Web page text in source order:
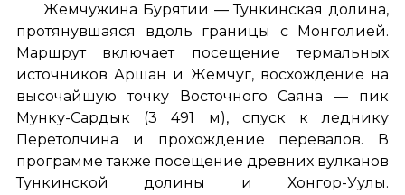
Жемчужина Бурятии — Тункинская долина,
протянувшаяся вдоль границы с Монголией.
Маршрут включает посещение термальных
источников Аршан и Жемчуг, восхождение на
высочайшую точку Восточного Саяна — пик
Мунку-Сардык (3 491 м), спуск к леднику
Перетолчина и прохождение перевалов. В
программе также посещение древних вулканов
Тункинской долины и Хонгор-Уулы.